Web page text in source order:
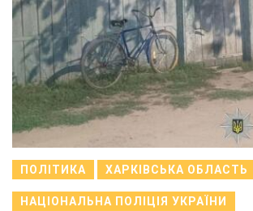
ПОЛІТИКА ХАРКІВСЬКА ОБЛАСТЬ
НАЦІОНАЛЬНА ПОЛІЦІЯ УКРАЇНИ